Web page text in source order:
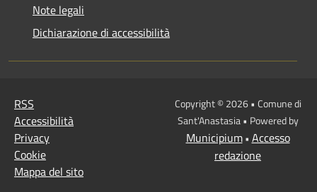
Note legali
Dichiarazione di accessibilità
RSS
Accessibilità
Privacy
Cookie
Mappa del sito
Copyright © 2026 • Comune di
Sant'Anastasia • Powered by
Municipium• Accesso
redazione